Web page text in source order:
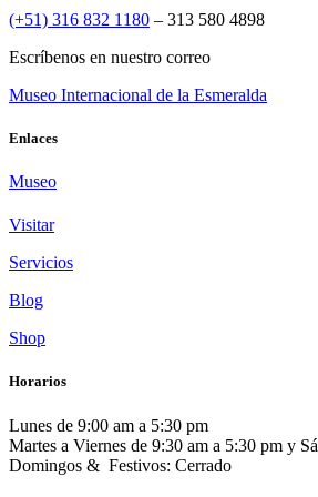
(+51) 316 832 1180 – 313 580 4898
Escríbenos en nuestro correo
Museo Internacional de la Esmeralda
Enlaces
Museo
Visitar
Servicios
Blog
Shop
Horarios
Lunes de 9:00 am a 5:30 pm
Martes a Viernes de 9:30 am a 5:30 pm y
Domingos & Festivos: Cerrado